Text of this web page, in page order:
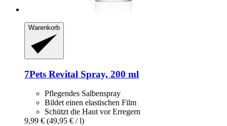
Warenkorb
7Pets Revital Spray, 200 ml
Pflegendes Salbenspray
Bildet einen elastischen Film
Schützt die Haut vor Erregern
9,99 € (49,95 € / l)